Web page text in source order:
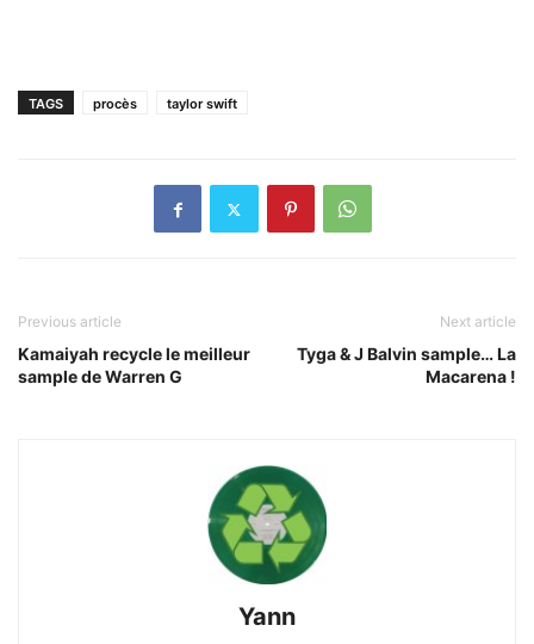
TAGS procès taylor swift
Previous article
Kamaiyah recycle le meilleur
sample de Warren G
Next article
Tyga & J Balvin sample… La
Macarena !
Yann